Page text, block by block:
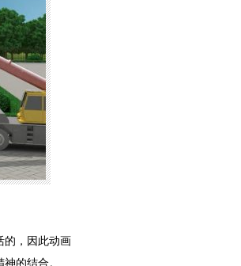
的，因此动画
的结合。